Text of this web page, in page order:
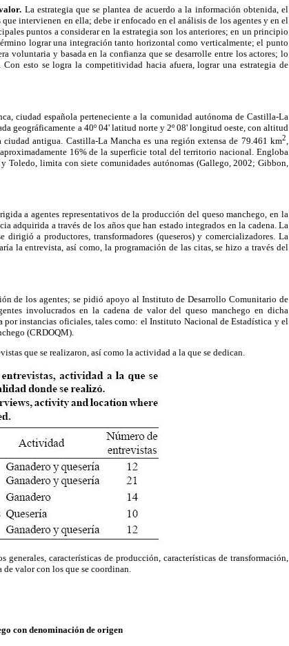
La estrategia que se plantea de acuerdo a la información obtenida, el
intervienen en ella; debe ir enfocado en el análisis de los agentes y en el
puntos a considerar en la estrategia son los anteriores; en un principio
lograr una integración tanto horizontal como verticalmente; el punto
voluntaria y basada en la confianza que se desarrolle entre los actores; lo
esto se logra la competitividad hacia afuera, lograr una estrategia de
ciudad española perteneciente a la comunidad autónoma de Castilla-La
geográficamente a 40º 04' latitud norte y 2º 08' longitud oeste, con altitud
antigua. Castilla-La Mancha es una región extensa de 79.461 km2
16% de la superficie total del territorio nacional. Engloba
Toledo, limita con siete comunidades autónomas (Gallego, 2002; Gibbon,
a agentes representativos de la producción del queso manchego, en la
adquirida a través de los años que han estado integrados en la cadena. La
a productores, transformadores (queseros) y comercializadores. La
la entrevista, así como, la programación de las citas, se hizo a través del
de los agentes; se pidió apoyo al Instituto de Desarrollo Comunitario de
involucrados en la cadena de valor del queso manchego en dicha
instancias oficiales, tales como: el Instituto Nacional de Estadística y el
(CRDOQM).
que se realizaron, así como la actividad a la que se dedican.
generales, características de producción, características de transformación,
de valor con los que se coordinan.
con denominación de origen